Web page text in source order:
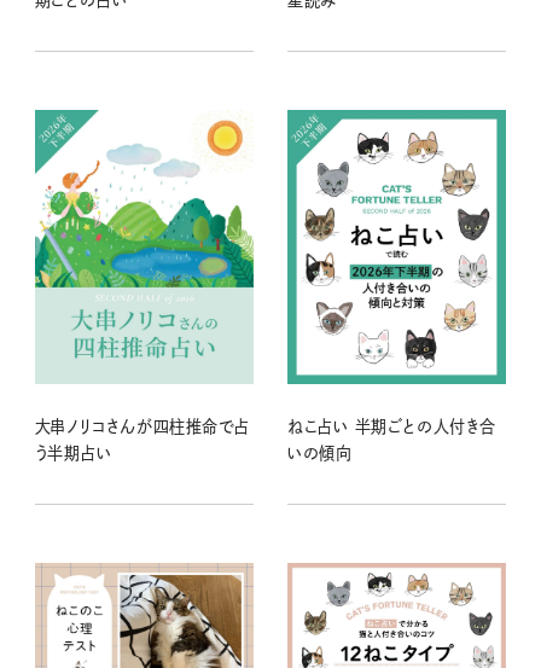
大串ノリコさんが四柱推命で占
う半期占い
ねこ占い 半期ごとの人付き合
いの傾向